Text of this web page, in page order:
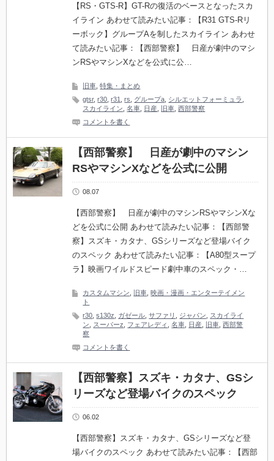
【RS・GTS-R】GT-Rの復活のベースとなったスカ
イライン あわせて読みたい記事：【R31 GTS-Rリ
ーボック】グループAを制したスカイライン あわせ
て読みたい記事：【西部警察】 日産が劇中のマシ
ンRSやマシンXなどを公式に公…
旧車 ,特集・まとめ
gtsr,r30 ,r31 ,rs グループa シルエットフォーミュラ
スカイライン ,名車 日産 旧車 ,西部警察
コメントを書く
【西部警察】 日産が劇中のマシン
RSやマシンXなどを公式に公開
08.07
【西部警察】 日産が劇中のマシンRSやマシンXな
どを公式に公開 あわせて読みたい記事：【西部警
察】スズキ・カタナ、GSシリーズなど登場バイク
のスペック あわせて読みたい記事：【A80型スープ
ラ】映画ワイルドスピード劇中車のスペック・…
カスタムマシン 旧車 ,映画・漫画・エンターテイメン
ト
r30 ,s130z ガゼール ,サファリ ジャパン
スカイライ
ン
スーパーz フェアレディ ,名車 日産 旧車 ,西部警
察
コメントを書く
【西部警察】スズキ・カタナ、GSシ
リーズなど登場バイクのスペック
06.02
【西部警察】スズキ・カタナ、GSシリーズなど登
場バイクのスペック あわせて読みたい記事：【西部